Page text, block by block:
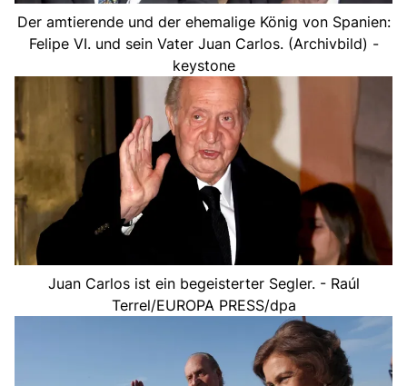
Der amtierende und der ehemalige König von Spanien:
Felipe VI. und sein Vater Juan Carlos. (Archivbild) -
keystone
Juan Carlos ist ein begeisterter Segler. - Raúl
Terrel/EUROPA PRESS/dpa